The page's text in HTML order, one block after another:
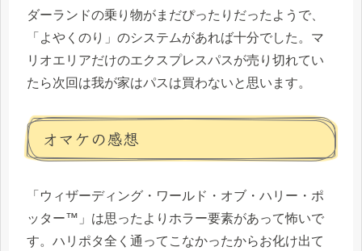
ダーランドの乗り物がまだぴったりだったようで、
「よやくのり」のシステムがあれば十分でした。マ
リオエリアだけのエクスプレスパスが売り切れてい
たら次回は我が家はパスは買わないと思います。
オマケの感想
「ウィザーディング・ワールド・オブ・ハリー・ポ
ッター™」は思ったよりホラー要素があって怖いで
す。ハリポタ全く通ってこなかったからお化け出て